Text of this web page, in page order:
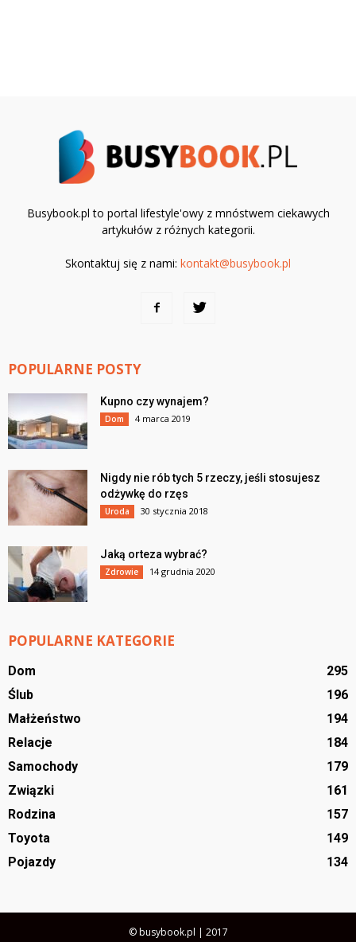
Busybook.pl to portal lifestyle'owy z mnóstwem ciekawych
artykułów z różnych kategorii.
Skontaktuj się z nami: kontakt@busybook.pl
POPULARNE POSTY
Kupno czy wynajem?
Dom 4 marca 2019
Nigdy nie rób tych 5 rzeczy, jeśli stosujesz
odżywkę do rzęs
Uroda 30 stycznia 2018
Jaką orteza wybrać?
Zdrowie 14 grudnia 2020
POPULARNE KATEGORIE
Dom
295
Ślub
196
Małżeństwo
194
Relacje
184
Samochody
179
Związki
161
Rodzina
157
Toyota
149
Pojazdy
134
© busybook.pl | 2017